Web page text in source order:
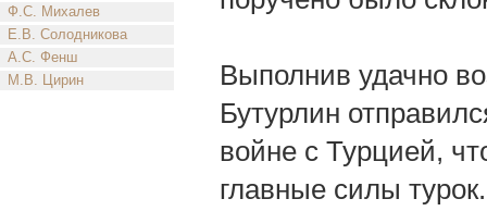
Ф.С. Михалев
Е.В. Солодникова
А.С. Фенш
М.В. Цирин
Выполнив удачно
Бутурлин
войне с Турцией,
главные силы